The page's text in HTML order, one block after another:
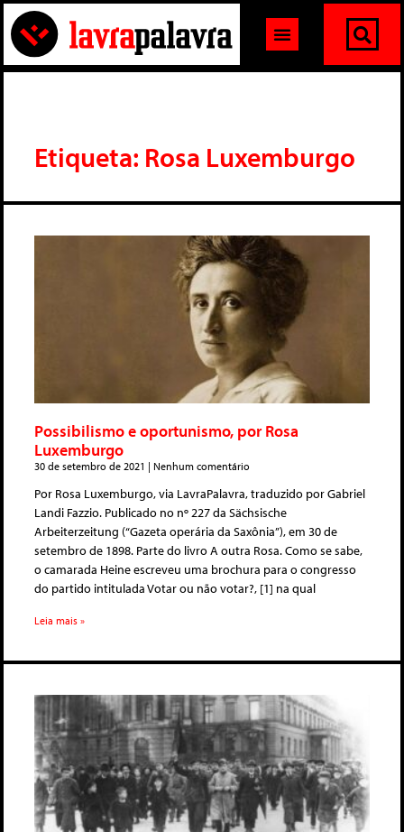
Etiqueta: Rosa Luxemburgo
Possibilismo e oportunismo, por Rosa
Luxemburgo
30 de setembro de 2021 Nenhum comentário
Por Rosa Luxemburgo, via LavraPalavra, traduzido por Gabriel
Landi Fazzio. Publicado no nº 227 da Sächsische
Arbeiterzeitung (“Gazeta operária da Saxônia”), em 30 de
setembro de 1898. Parte do livro A outra Rosa. Como se sabe,
o camarada Heine escreveu uma brochura para o congresso
do partido intitulada Votar ou não votar?, [1] na qual
Leia mais »